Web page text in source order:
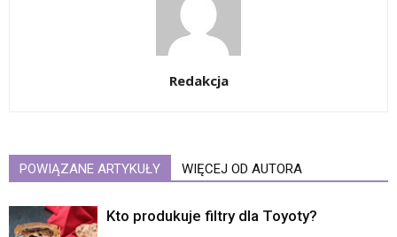
Redakcja
POWIĄZANE ARTYKUŁY WIĘCEJ OD AUTORA
Kto produkuje filtry dla Toyoty?